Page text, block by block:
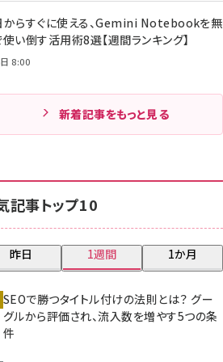
からすぐに使える、Gemini Notebookを無
い倒す活用術8選【週間ランキング】
8:00
新着記事をもっと見る
記事トップ10
昨日 1週間 1か月
SEOで勝つタイトル付けの法則とは？ グー
グルから評価され、流入数を増やす5つの条
件